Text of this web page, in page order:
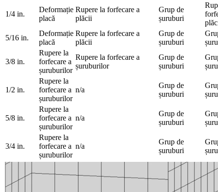
1/4 in.
Deformație
placă
Rupere la forfecare a
plăcii
Grup de
șuruburi
5/16 in.
Deformație
placă
Rupere la forfecare a
plăcii
Grup de
șuruburi
3/8 in.
Rupere la
forfecare a
șuruburilor
Rupere la forfecare a
șuruburilor
Grup de
șuruburi
1/2 in.
Rupere la
forfecare a
șuruburilor
n/a
Grup de
șuruburi
5/8 in.
Rupere la
forfecare a
șuruburilor
n/a
Grup de
șuruburi
3/4 in.
Rupere la
forfecare a
șuruburilor
n/a
Grup de
șuruburi